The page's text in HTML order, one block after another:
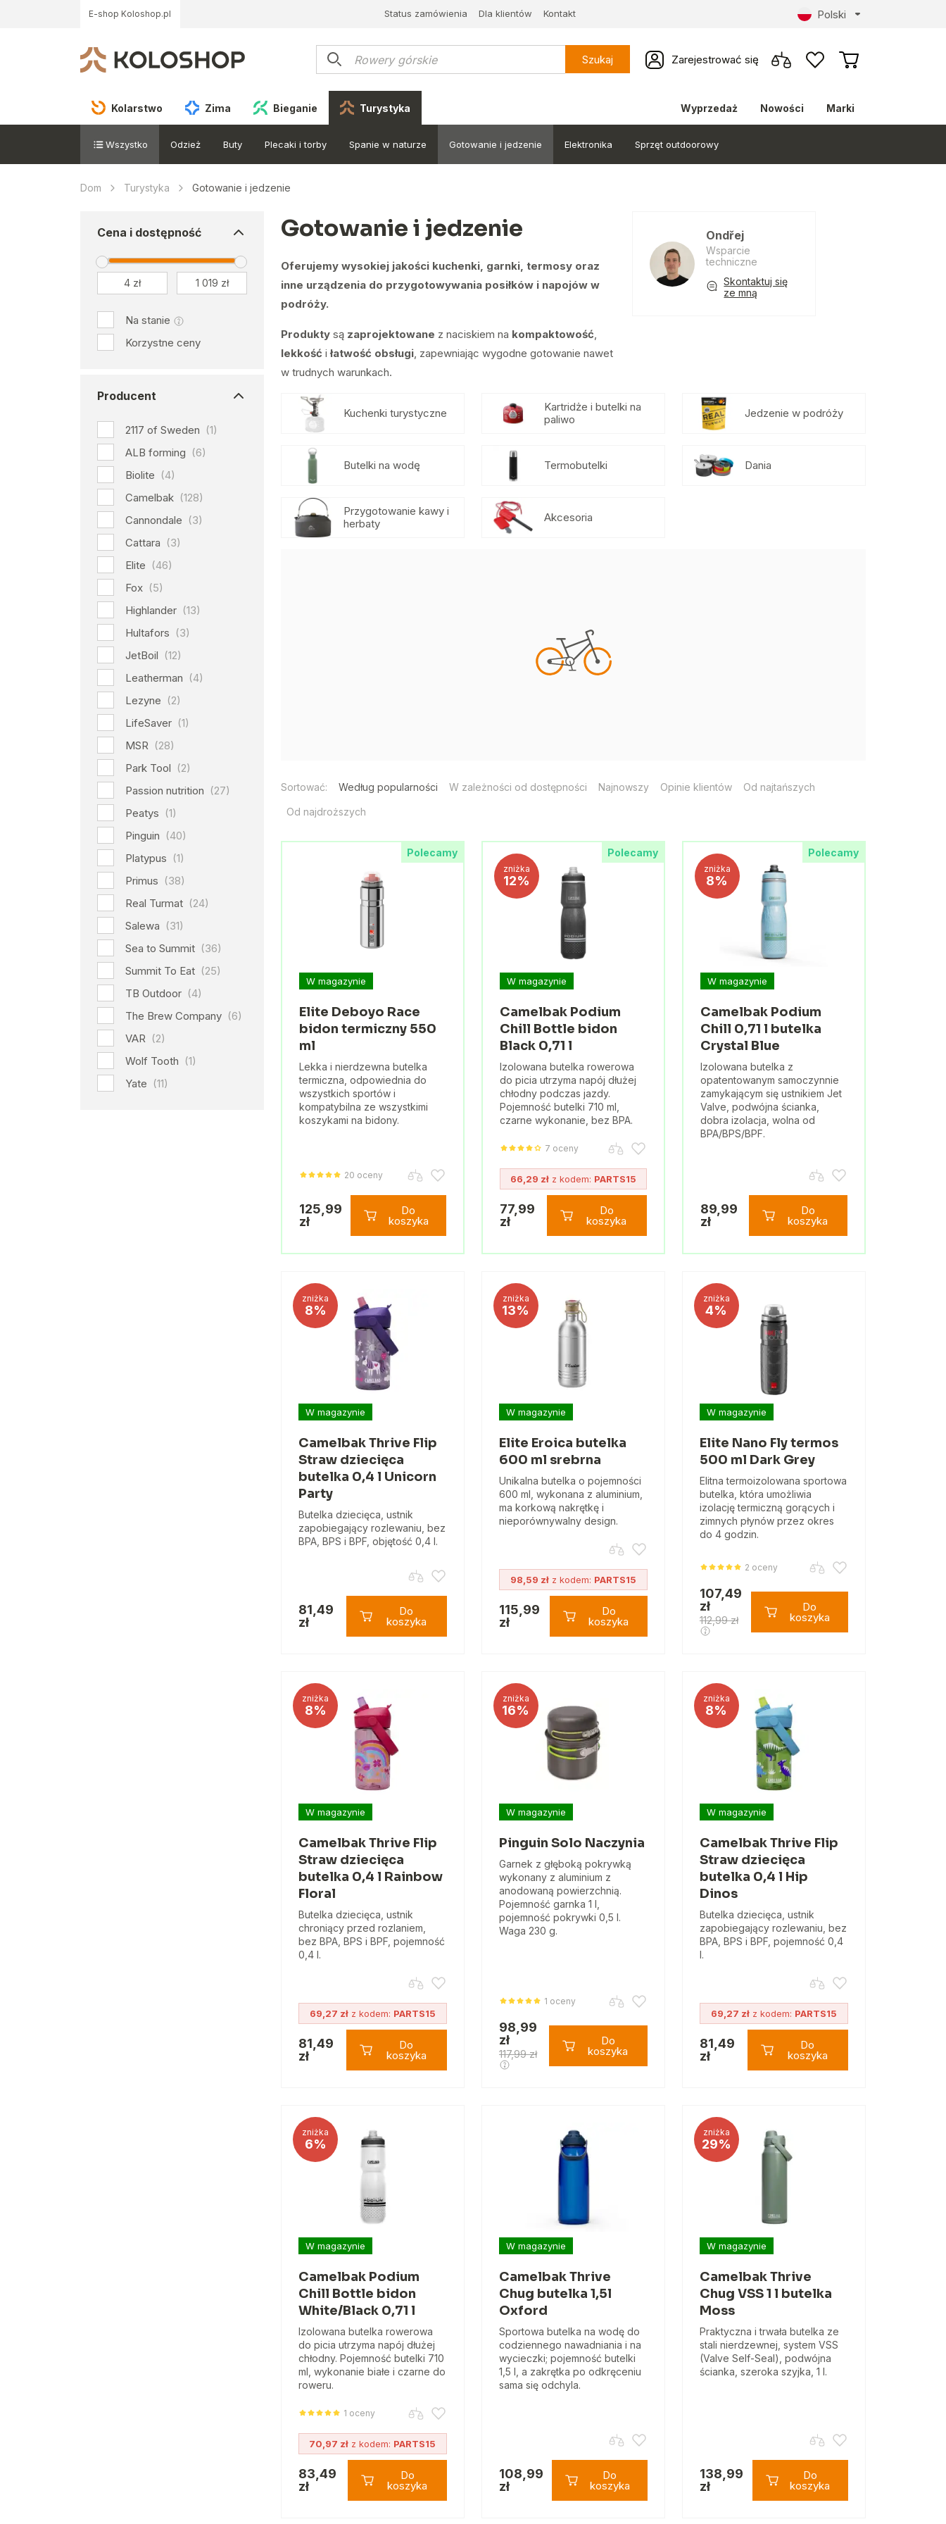
E-shop Koloshop.pl Status zamówienia Dla klientów Kontakt Polski
Szukaj Zarejestrować się
Kolarstwo Zima Bieganie Turystyka Wyprzedaż Nowości Marki
Wszystko Odzież Buty Plecaki i torby Spanie w naturze Gotowanie i jedzenie Elektronika Sprzęt outdoorowy
Dom Turystyka Gotowanie i jedzenie
Cena i dostępność
Na stanie
Korzystne ceny
Producent
2117 of Sweden (1)
ALB forming (6)
Biolite (4)
Camelbak (128)
Cannondale (3)
Cattara (3)
Elite (46)
Fox (5)
Highlander (13)
Hultafors (3)
JetBoil (12)
Leatherman (4)
Lezyne (2)
LifeSaver (1)
MSR (28)
Park Tool (2)
Passion nutrition (27)
Peatys (1)
Pinguin (40)
Platypus (1)
Primus (38)
Real Turmat (24)
Salewa (31)
Sea to Summit (36)
Summit To Eat (25)
TB Outdoor (4)
The Brew Company (6)
VAR (2)
Wolf Tooth (1)
Yate (11)
Gotowanie i jedzenie
Oferujemy wysokiej jakości kuchenki, garnki, termosy oraz
inne urządzenia do przygotowywania posiłków i napojów w
podróży.
Produkty są zaprojektowane z naciskiem na kompaktowość,
lekkość i łatwość obsługi, zapewniając wygodne gotowanie nawet
w trudnych warunkach.
Ondřej
Wsparcie
techniczne
Skontaktuj się
ze mną
Kuchenki turystyczne
Kartridże i butelki na
paliwo
Jedzenie w podróży
Butelki na wodę Termobutelki Dania
Przygotowanie kawy i
herbaty
Akcesoria
Sortować: Według popularności W zależności od dostępności Najnowszy Opinie klientów Od najtańszych
Od najdroższych
Polecamy
W magazynie
Elite Deboyo Race
bidon termiczny 550
ml
Lekka i nierdzewna butelka
termiczna, odpowiednia do
wszystkich sportów i
kompatybilna ze wszystkimi
koszykami na bidony.
20 oceny
125,99
zł
Do
koszyka
Polecamy
zniżka
12%
W magazynie
Camelbak Podium
Chill Bottle bidon
Black 0,71 l
Izolowana butelka rowerowa
do picia utrzyma napój dłużej
chłodny podczas jazdy.
Pojemność butelki 710 ml,
czarne wykonanie, bez BPA.
7 oceny
66,29 złz kodem: PARTS15
77,99
zł
Do
koszyka
Polecamy
zniżka
8%
W magazynie
Camelbak Podium
Chill 0,71 l butelka
Crystal Blue
Izolowana butelka z
opatentowanym samoczynnie
zamykającym się ustnikiem Jet
Valve, podwójna ścianka,
dobra izolacja, wolna od
BPA/BPS/BPF.
89,99
zł
Do
koszyka
zniżka
8%
W magazynie
Camelbak Thrive Flip
Straw dziecięca
butelka 0,4 l Unicorn
Party
Butelka dziecięca, ustnik
zapobiegający rozlewaniu, bez
BPA, BPS i BPF, objętość 0,4 l.
81,49
zł
Do
koszyka
zniżka
13%
W magazynie
Elite Eroica butelka
600 ml srebrna
Unikalna butelka o pojemności
600 ml, wykonana z aluminium,
ma korkową nakrętkę i
nieporównywalny design.
98,59 złz kodem: PARTS15
115,99
zł
Do
koszyka
zniżka
4%
W magazynie
Elite Nano Fly termos
500 ml Dark Grey
Elitna termoizolowana sportowa
butelka, która umożliwia
izolację termiczną gorących i
zimnych płynów przez okres
do 4 godzin.
2 oceny
107,49
zł
112,99 zł
Do
koszyka
zniżka
8%
W magazynie
Camelbak Thrive Flip
Straw dziecięca
butelka 0,4 l Rainbow
Floral
Butelka dziecięca, ustnik
chroniący przed rozlaniem,
bez BPA, BPS i BPF, pojemność
0,4 l.
69,27 złz kodem: PARTS15
81,49
zł
Do
koszyka
zniżka
16%
W magazynie
Pinguin Solo Naczynia
Garnek z głęboką pokrywką
wykonany z aluminium z
anodowaną powierzchnią.
Pojemność garnka 1 l,
pojemność pokrywki 0,5 l.
Waga 230 g.
1 oceny
98,99
zł
117,99 zł
Do
koszyka
zniżka
8%
W magazynie
Camelbak Thrive Flip
Straw dziecięca
butelka 0,4 l Hip
Dinos
Butelka dziecięca, ustnik
zapobiegający rozlewaniu, bez
BPA, BPS i BPF, pojemność 0,4
l.
69,27 złz kodem: PARTS15
81,49
zł
Do
koszyka
zniżka
6%
W magazynie
Camelbak Podium
Chill Bottle bidon
White/Black 0,71 l
Izolowana butelka rowerowa
do picia utrzyma napój dłużej
chłodny. Pojemność butelki 710
ml, wykonanie białe i czarne do
roweru.
1 oceny
70,97 zł z kodem: PARTS15
83,49
zł
Do
koszyka
W magazynie
Camelbak Thrive
Chug butelka 1,5l
Oxford
Sportowa butelka na wodę do
codziennego nawadniania i na
wycieczki; pojemność butelki
1,5 l, a zakrętka po odkręceniu
sama się odchyla.
108,99
zł
Do
koszyka
zniżka
29%
W magazynie
Camelbak Thrive
Chug VSS 1 l butelka
Moss
Praktyczna i trwała butelka ze
stali nierdzewnej, system VSS
(Valve Self-Seal), podwójna
ścianka, szeroka szyjka, 1 l.
138,99
zł
Do
koszyka